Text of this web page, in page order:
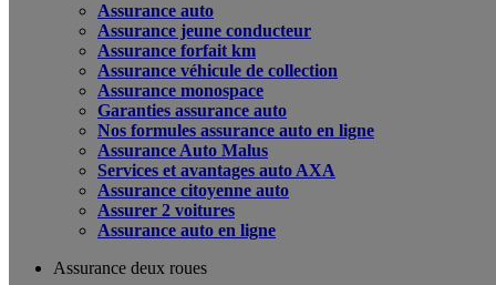
Assurance auto
Assurance jeune conducteur
Assurance forfait km
Assurance véhicule de collection
Assurance monospace
Garanties assurance auto
Nos formules assurance auto en ligne
Assurance Auto Malus
Services et avantages auto AXA
Assurance citoyenne auto
Assurer 2 voitures
Assurance auto en ligne
Assurance deux roues